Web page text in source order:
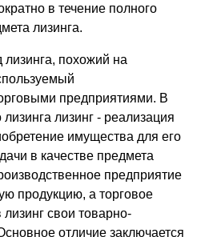
в течение полного
лизинга.
лизинга, похожий на
предприятиями. В
лизинг - реализация
имущества для его
в качестве предмета
предприятие
продукцию, а торговое
свои товарно-
отличие заключается